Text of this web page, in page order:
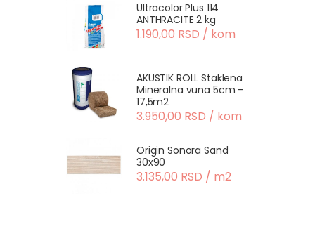
Ultracolor Plus 114
ANTHRACITE 2 kg
1.190,00 RSD / kom
AKUSTIK ROLL Staklena
Mineralna vuna 5cm -
17,5m2
3.950,00 RSD / kom
Origin Sonora Sand
30x90
3.135,00 RSD / m2